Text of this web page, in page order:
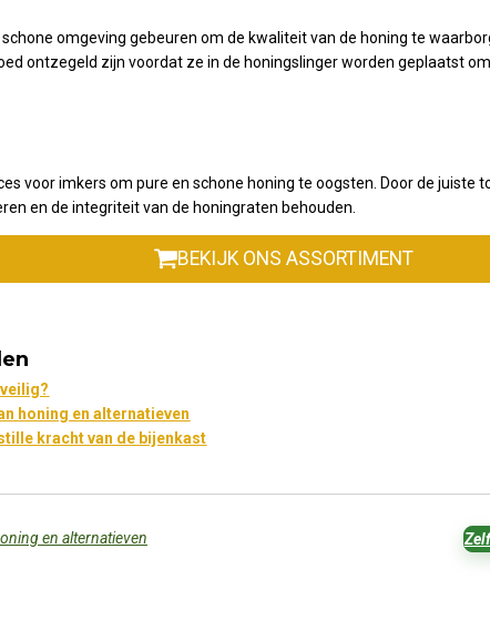
omgeving gebeuren om de kwaliteit van de honing te
ontzegeld zijn voordat ze in de honingslinger worden geplaatst
voor imkers om pure en schone honing te oogsten. Door de juiste
en de integriteit van de honingraten behouden.
BEKIJK ONS ASSORTIMENT
honing en alternatieven
kracht van de bijenkast
en alternatieven